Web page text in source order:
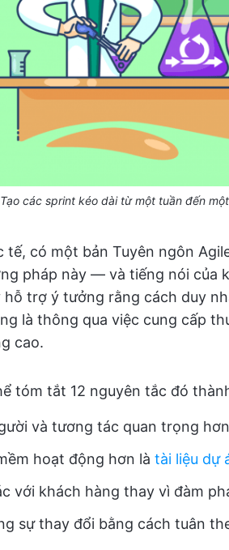
Tạo các sprint kéo dài từ một tuần đến
tế, có một bản Tuyên ngôn
pháp này — và tiếng nói của
hỗ trợ ý tưởng rằng cách duy
là thông qua việc cung cấp
cao.
tóm tắt 12 nguyên tắc đó
và tương tác quan trọng
hoạt động hơn là tài liệu dự
với khách hàng thay vì đàm
sự thay đổi bằng cách tuân